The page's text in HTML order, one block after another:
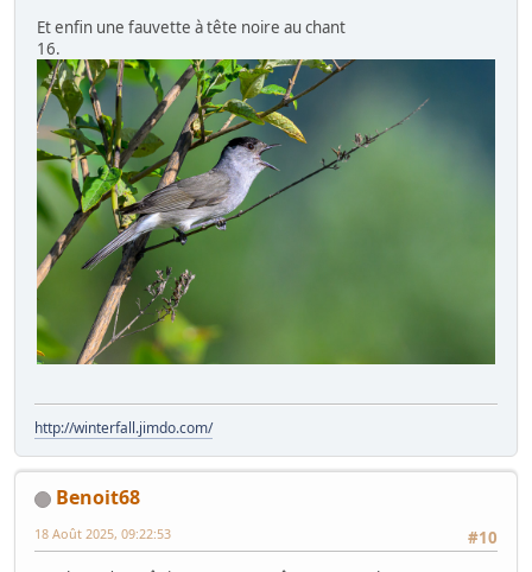
Et enfin une fauvette à tête noire au chant
16.
http://winterfall.jimdo.com/
Benoit68
#10
18 Août 2025, 09:22:53